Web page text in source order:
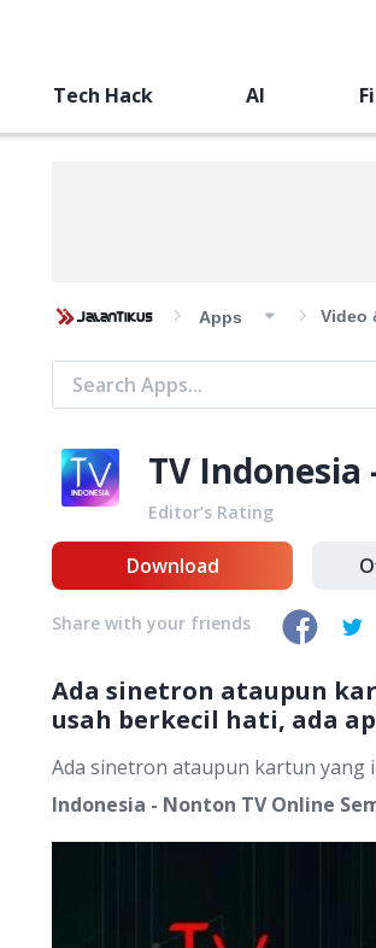
Tech Hack AI
Apps Video
TV
Editor’s Rating
Ada sinetron ataupun
usah berkecil hati, ada
Ada sinetron ataupun kartun yang
Indonesia - Nonton TV Online
Download
Share with your friends